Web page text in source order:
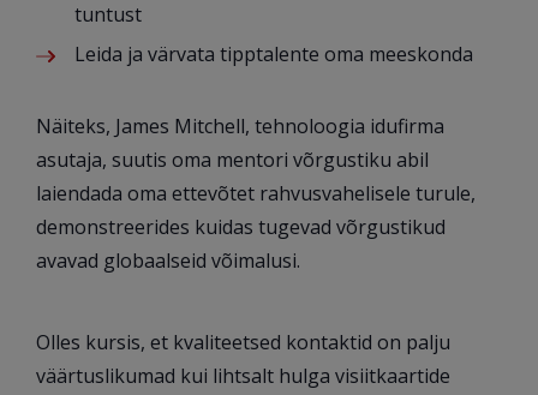
tuntust
Leida ja värvata tipptalente oma meeskonda
Näiteks, James Mitchell, tehnoloogia idufirma
asutaja, suutis oma mentori võrgustiku abil
laiendada oma ettevõtet rahvusvahelisele turule,
demonstreerides kuidas tugevad võrgustikud
avavad globaalseid võimalusi.
Olles kursis, et kvaliteetsed kontaktid on palju
väärtuslikumad kui lihtsalt hulga visiitkaartide